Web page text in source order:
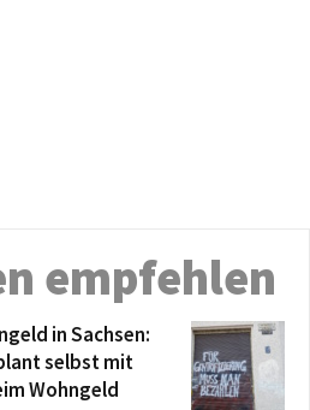
empfehlen
in Sachsen:
selbst mit
Wohngeld